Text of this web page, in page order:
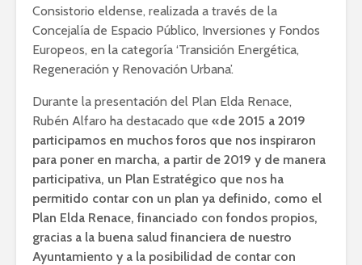
Consistorio eldense, realizada a través de la
Concejalía de Espacio Público, Inversiones y Fondos
Europeos, en la categoría ‘Transición Energética,
Regeneración y Renovación Urbana’.
Durante la presentación del Plan Elda Renace,
Rubén Alfaro ha destacado que «de 2015 a 2019
participamos en muchos foros que nos inspiraron
para poner en marcha, a partir de 2019 y de manera
participativa, un Plan Estratégico que nos ha
permitido contar con un plan ya definido, como el
Plan Elda Renace, financiado con fondos propios,
gracias a la buena salud financiera de nuestro
Ayuntamiento y a la posibilidad de contar con